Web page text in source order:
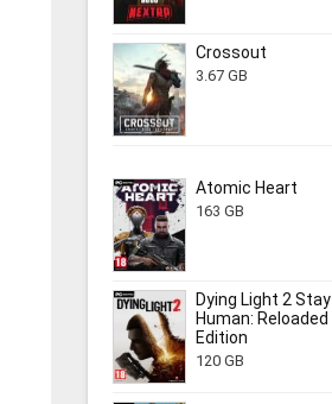
Crossout
3.67 GB
Atomic Heart
163 GB
Dying Light 2 Stay
Human: Reloaded
Edition
120 GB